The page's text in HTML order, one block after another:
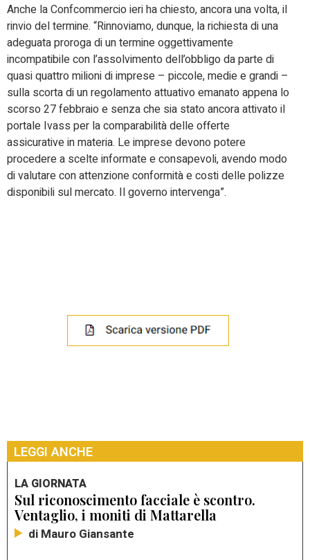
Anche la Confcommercio ieri ha chiesto, ancora una volta, il
rinvio del termine. “Rinnoviamo, dunque, la richiesta di una
adeguata proroga di un termine oggettivamente
incompatibile con l’assolvimento dell’obbligo da parte di
quasi quattro milioni di imprese – piccole, medie e grandi –
sulla scorta di un regolamento attuativo emanato appena lo
scorso 27 febbraio e senza che sia stato ancora attivato il
portale Ivass per la comparabilità delle offerte
assicurative in materia. Le imprese devono potere
procedere a scelte informate e consapevoli, avendo modo
di valutare con attenzione conformità e costi delle polizze
disponibili sul mercato. Il governo intervenga”.
LEGGI ANCHE
LA GIORNATA
Sul riconoscimento facciale è scontro.
Ventaglio, i moniti di Mattarella
di Mauro Giansante